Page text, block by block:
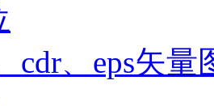
cdr、eps矢